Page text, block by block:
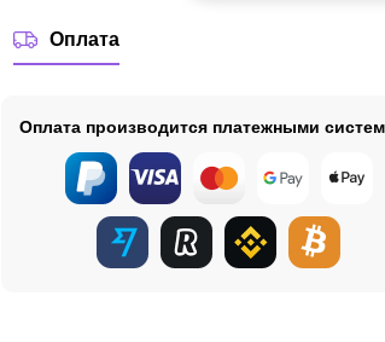
Оплата
Оплата производится платежными